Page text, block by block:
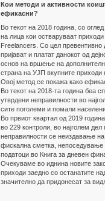
Кои методи и активности
ефикасни?
Во текот на 2018 година, со
на лица кои остваруваат
Freelancers. Со цел превентивно
пријават и платат данокот од
основ на вршење на
страна на УЈП вкупните приходи
Овој метод се покажа како
Во текот на 2018-та година беа
утврдени неправилности во
сите поголеми и помали
Во првиот квартал од 2019
во 229 контроли, во најголем дел
неправилности се неиздавање
фискална сметка,
податоци во Книга за дневен
Очекуваме во иднина новите
приходи заедно со останатите
значително да придонесат за